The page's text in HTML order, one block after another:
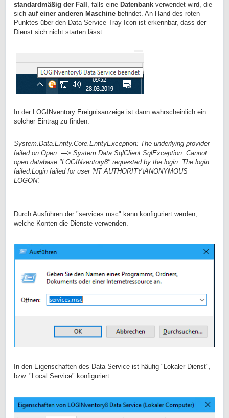
standardmäßig der Fall , falls eine Datenbank verwendet wird, die
sich auf einer anderen Maschine befindet. An Hand des roten
Punktes über den Data Service Tray Icon ist erkennbar, dass der
Dienst sich nicht starten lässt.
In der LOGINventory Ereignisanzeige ist dann wahrscheinlich ein
solcher Eintrag zu finden:
System.Data.Entity.Core.EntityException: The underlying provider
failed on Open. ---> System.Data.SqlClient.SqlException: Cannot
open database "LOGINventory8" requested by the login. The login
failed.Login failed for user 'NT AUTHORITY\ANONYMOUS
LOGON'.
Durch Ausführen der "services.msc" kann konfiguriert werden,
welche Konten die Dienste verwenden.
In den Eigenschaften des Data Service ist häufig "Lokaler Dienst",
bzw. "Local Service" konfiguriert.